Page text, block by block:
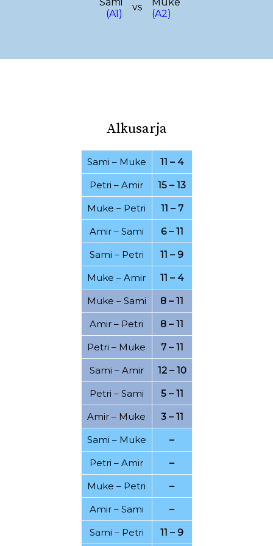
03.08.2022
30.07.2022
15.06.2022
25.04.2022
19.04.2022
11.04.2022
07.03.2022
28.02.2022
24.02.2022
21.02.2022
15.02.2022
08.02.2022
06.02.2022
17.01.2022
15.01.2022
12.12.2021
11.12.2021
08.12.2021
05.12.2021
04.12.2021
29.11.2021
28.11.2021
22.11.2021
18.11.2021
15.11.2021
14.11.2021
21.10.2021
17.10.2021
18.09.2021
07.09.2021
01.09.2021
31.08.2021
(A1)
vs
(A2)
Alkusarja
Sami – Muke
11 – 4
Petri – Amir
15 – 13
Muke – Petri
11 – 7
Amir– Sami
6 – 11
Sami – Petri
11 – 9
Muke – Amir
11 – 4
Muke – Sami
8 – 11
Amir – Petri
8 – 11
Petri – Muke
7 – 11
Sami – Amir
12 – 10
Petri – Sami
5 – 11
Amir – Muke
3 – 11
Sami – Muke
–
Petri – Amir
–
Muke – Petri
–
Amir– Sami
–
Sami – Petri 11 – 9